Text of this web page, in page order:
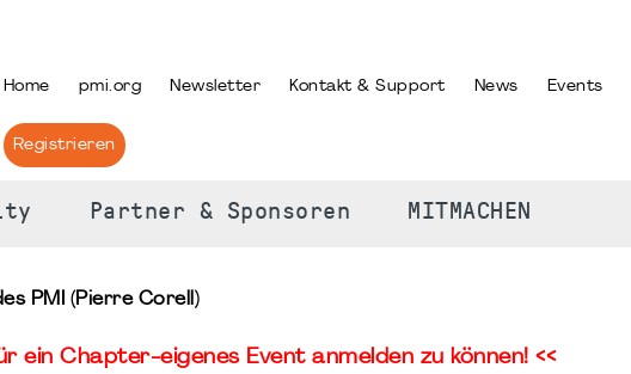
Home pmi.org Newsletter Kontakt & Support News Events
Registrieren
Partner & Sponsoren MITMACHEN
PMI (Pierre Corell)
ein Chapter-eigenes Event anmelden zu können! <<